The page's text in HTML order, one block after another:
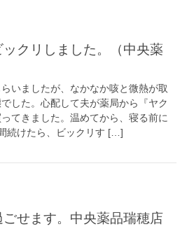
いましたが、なかなか咳と微熱が取
した。心配して夫が薬局から『ヤク
てきました。温めてから、寝る前に
続けたら、ビックリす […]
ごせます。中央薬品瑞穂店